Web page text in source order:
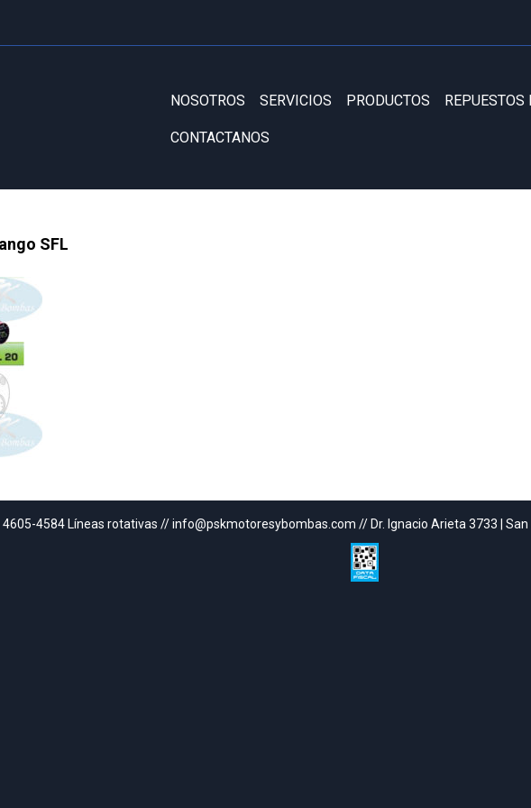
NOSOTROS SERVICIOS PRODUCTOS REPUESTOS
CONTACTANOS
SFL
4584 Líneas rotativas // info@pskmotoresybombas.com // Dr. Ignacio Arieta 3733 |